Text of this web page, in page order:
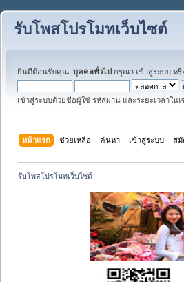
รับโพสโปรโมทเว็บไซต์
ยินดีต้อนรับคุณ, บุคคลทั่วไป กรุณา เข้าสู่ระบบ หรื
เข้าสู่ระบบด้วยชื่อผู้ใช้ รหัสผ่าน และระยะเวลาใน
หน้าแรก ช่วยเหลือ ค้นหา เข้าสู่ระบบ สมั
รับโพสโปรโมทเว็บไซต์